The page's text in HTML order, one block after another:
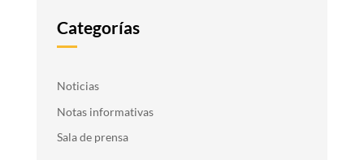
Categorías
Noticias
Notas informativas
Sala de prensa